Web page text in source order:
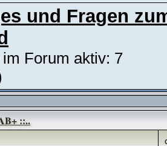
und Fragen
Forum aktiv: 7
::..